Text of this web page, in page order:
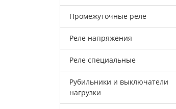
Промежуточные реле
Реле напряжения
Реле специальные
Рубильники и выключатели
нагрузки